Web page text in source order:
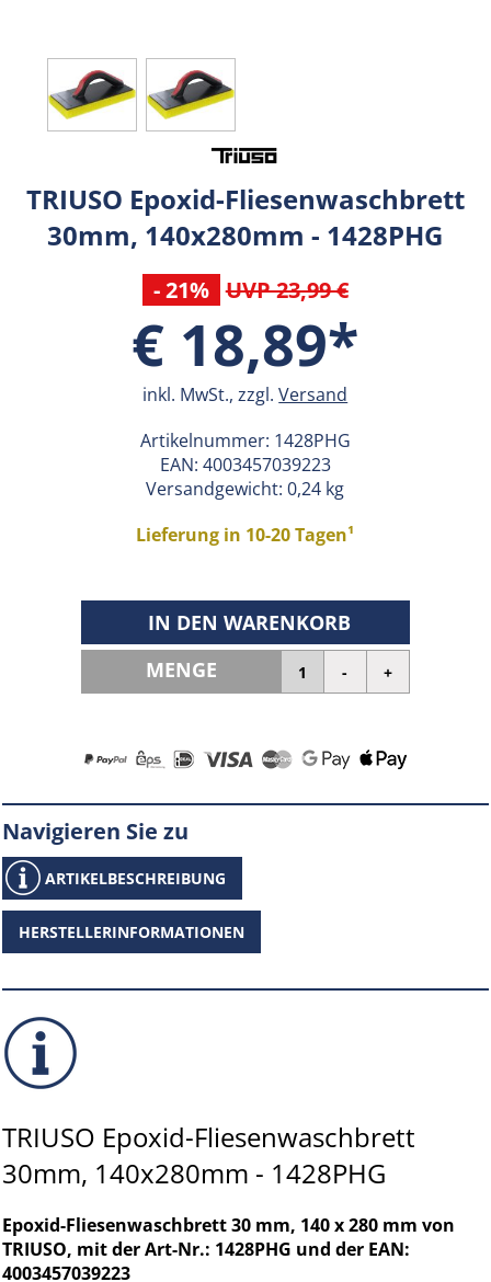
TRIUSO Epoxid-Fliesenwaschbrett
30mm, 140x280mm - 1428PHG
- 21% UVP 23,99 €
€ 18,89*
inkl. MwSt., zzgl.Versand
Artikelnummer: 1428PHG
EAN: 4003457039223
Versandgewicht: 0,24 kg
Lieferung in 10-20 Tagen¹
IN DEN WARENKORB
MENGE
Navigieren Sie zu
ARTIKELBESCHREIBUNG
HERSTELLERINFORMATIONEN
TRIUSO Epoxid-Fliesenwaschbrett
30mm, 140x280mm - 1428PHG
Epoxid-Fliesenwaschbrett 30 mm, 140 x 280 mm von
TRIUSO, mit der Art-Nr.: 1428PHG und der EAN:
4003457039223